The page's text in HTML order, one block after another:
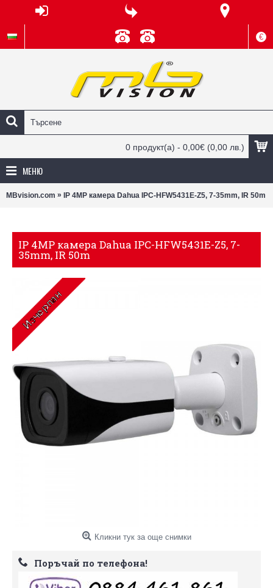
€
0 продукт(а) - 0,00€ (0,00 лв.)
МЕНЮ
MBvision.com » IP 4MP камера Dahua IPC-HFW5431E-Z5, 7-35mm, IR 50m
IP 4MP камера Dahua IPC-HFW5431E-Z5, 7-
35mm, IR 50m
Кликни тук за още снимки
Поръчай по телефона!